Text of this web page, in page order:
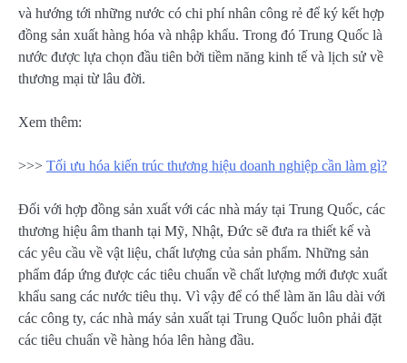
và hướng tới những nước có chi phí nhân công rẻ để ký kết hợp
đồng sản xuất hàng hóa và nhập khẩu. Trong đó Trung Quốc là
nước được lựa chọn đầu tiên bởi tiềm năng kinh tế và lịch sử về
thương mại từ lâu đời.
Xem thêm:
>>> Tối ưu hóa kiến trúc thương hiệu doanh nghiệp cần làm gì?
Đối với hợp đồng sản xuất với các nhà máy tại Trung Quốc, các
thương hiệu âm thanh tại Mỹ, Nhật, Đức sẽ đưa ra thiết kế và
các yêu cầu về vật liệu, chất lượng của sản phẩm. Những sản
phẩm đáp ứng được các tiêu chuẩn về chất lượng mới được xuất
khẩu sang các nước tiêu thụ. Vì vậy để có thể làm ăn lâu dài với
các công ty, các nhà máy sản xuất tại Trung Quốc luôn phải đặt
các tiêu chuẩn về hàng hóa lên hàng đầu.